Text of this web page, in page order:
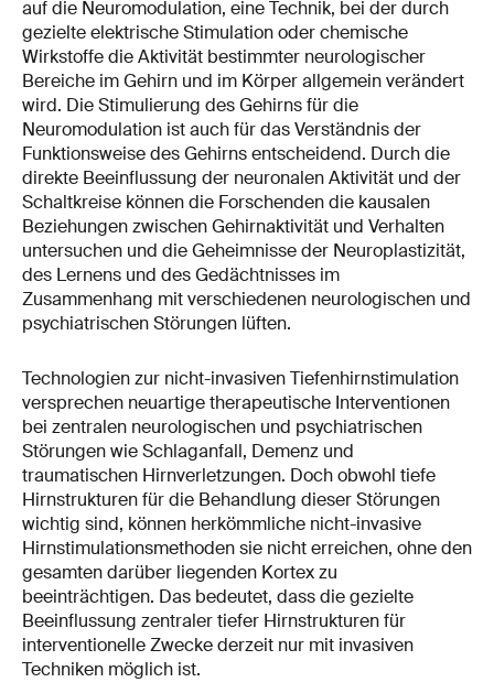
auf die Neuromodulation, eine Technik, bei der durch
gezielte elektrische Stimulation oder chemische
Wirkstoffe die Aktivität bestimmter neurologischer
Bereiche im Gehirn und im Körper allgemein verändert
wird. Die Stimulierung des Gehirns für die
Neuromodulation ist auch für das Verständnis der
Funktionsweise des Gehirns entscheidend. Durch die
direkte Beeinflussung der neuronalen Aktivität und der
Schaltkreise können die Forschenden die kausalen
Beziehungen zwischen Gehirnaktivität und Verhalten
untersuchen und die Geheimnisse der Neuroplastizität,
des Lernens und des Gedächtnisses im
Zusammenhang mit verschiedenen neurologischen und
psychiatrischen Störungen lüften.
Technologien zur nicht-invasiven Tiefenhirnstimulation
versprechen neuartige therapeutische Interventionen
bei zentralen neurologischen und psychiatrischen
Störungen wie Schlaganfall, Demenz und
traumatischen Hirnverletzungen. Doch obwohl tiefe
Hirnstrukturen für die Behandlung dieser Störungen
wichtig sind, können herkömmliche nicht-invasive
Hirnstimulationsmethoden sie nicht erreichen, ohne den
gesamten darüber liegenden Kortex zu
beeinträchtigen. Das bedeutet, dass die gezielte
Beeinflussung zentraler tiefer Hirnstrukturen für
interventionelle Zwecke derzeit nur mit invasiven
Techniken möglich ist.